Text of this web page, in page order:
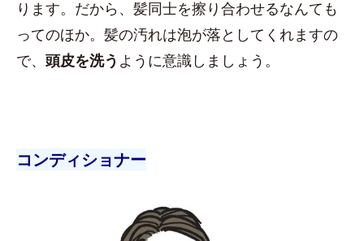
ります。だから、髪同士を擦り合わせるなんても
ってのほか。髪の汚れは泡が落としてくれますの
で、 頭皮を洗う ように意識しましょう。
コンディショナー